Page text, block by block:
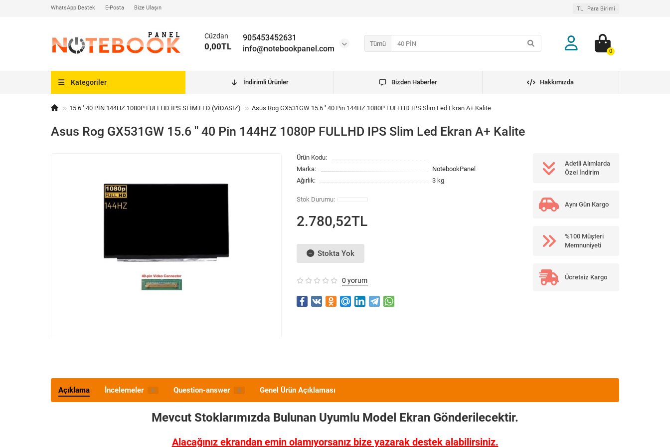
WhatsApp Destek E-Posta Bize Ulaşın TL Para Birimi
Tümü
905453452631
info@notebookpanel.com
Cüzdan
0,00TL 0
Kategoriler İndirimli Ürünler Bizden Haberler Hakkımızda
15.6 '' 40 PİN 144HZ 1080P FULLHD İPS SLİM LED (VİDASIZ) Asus Rog GX531GW 15.6 '' 40 Pin 144HZ 1080P FULLHD IPS Slim Led Ekran A+ Kalite
Asus Rog GX531GW 15.6 '' 40 Pin 144HZ 1080P FULLHD IPS Slim Led Ekran A+ Kalite
Ürün Kodu:
Marka:
NotebookPanel
Ağırlık:
3 kg
2.780,52TL
Stokta Yok
0 yorum
Adetli Alımlarda
Özel İndirim
Aynı Gün Kargo
%100 Müşteri
Memnuniyeti
Ücretsiz Kargo
Açıklama İncelemeler 0 Question-answer 0 Genel Ürün Açıklaması
Mevcut Stoklarımızda Bulunan Uyumlu Model Ekran Gönderilecektir.
Alacağınız ekrandan emin olamıyorsanız bize yazarak destek alabilirsiniz.